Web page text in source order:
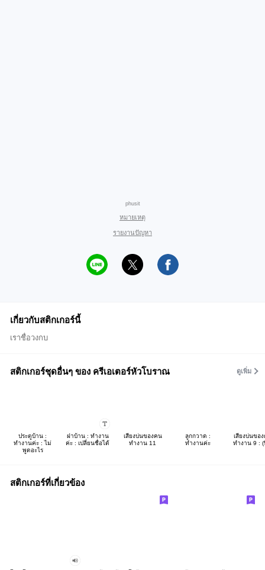
phusit
หมายเหตุ
รายงานปัญหา
เกี่ยวกับสติกเกอร์นี้
เราชื่อวงกบ
สติกเกอร์ชุดอื่นๆ ของ ครีเอเตอร์หัวโบราณ ดูเพิ่ม
ประตูบ้าน :
ทำงานค่ะ : ไม่
พูดอะไร
ฝาบ้าน : ทำงาน
ค่ะ : เปลี่ยนชื่อได้
เสียงบ่นของคน
ทำงาน 11
ลูกกวาด :
ทำงานค่ะ
เสียงบ่นขอ
ทำงาน 9 : (
สติกเกอร์ที่เกี่ยวข้อง